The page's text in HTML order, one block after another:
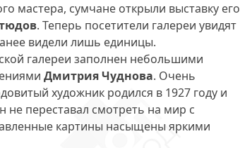
мастера, сумчане открыли выставку его
. Теперь посетители галереи увидят
видели лишь единицы.
галереи заполнен небольшими
Дмитрия Чуднова. Очень
художник родился в 1927 году и
переставал смотреть на мир с
картины насыщены яркими